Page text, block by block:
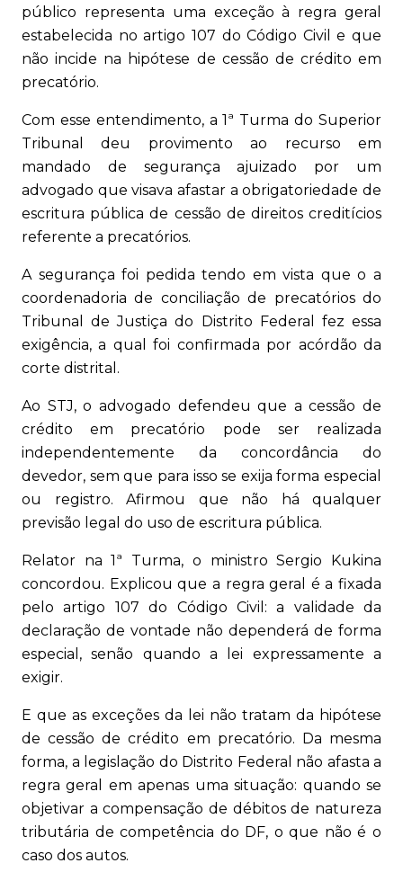
público representa uma exceção à regra geral
estabelecida no artigo 107 do Código Civil e que
não incide na hipótese de cessão de crédito em
precatório.
Com esse entendimento, a 1ª Turma do Superior
Tribunal deu provimento ao recurso em
mandado de segurança ajuizado por um
advogado que visava afastar a obrigatoriedade de
escritura pública de cessão de direitos creditícios
referente a precatórios.
A segurança foi pedida tendo em vista que o a
coordenadoria de conciliação de precatórios do
Tribunal de Justiça do Distrito Federal fez essa
exigência, a qual foi confirmada por acórdão da
corte distrital.
Ao STJ, o advogado defendeu que a cessão de
crédito em precatório pode ser realizada
independentemente da concordância do
devedor, sem que para isso se exija forma especial
ou registro. Afirmou que não há qualquer
previsão legal do uso de escritura pública.
Relator na 1ª Turma, o ministro Sergio Kukina
concordou. Explicou que a regra geral é a fixada
pelo artigo 107 do Código Civil: a validade da
declaração de vontade não dependerá de forma
especial, senão quando a lei expressamente a
exigir.
E que as exceções da lei não tratam da hipótese
de cessão de crédito em precatório. Da mesma
forma, a legislação do Distrito Federal não afasta a
regra geral em apenas uma situação: quando se
objetivar a compensação de débitos de natureza
tributária de competência do DF, o que não é o
caso dos autos.